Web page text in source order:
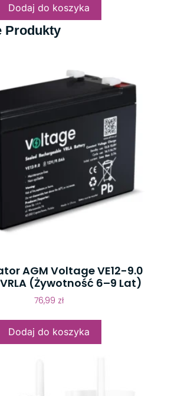
Dodaj do koszyka
Produkty
AGM Voltage VE12-9.0
VRLA (żywotność 6–9 Lat)
76,99 zł
Dodaj do koszyka